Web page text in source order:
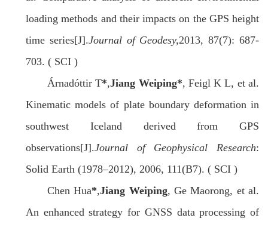
loading methods and their impacts on the GPS height
time series[J].Journal of Geodesy,2013, 87(7): 687-
703. ( SCI )
Árnadóttir T*,Jiang Weiping*, Feigl K L, et al.
Kinematic models of plate boundary deformation in
southwest Iceland derived from GPS
observations[J].Journal of Geophysical Research:
Solid Earth (1978–2012), 2006, 111(B7). ( SCI )
Chen Hua*,Jiang Weiping, Ge Maorong, et al.
An enhanced strategy for GNSS data processing of